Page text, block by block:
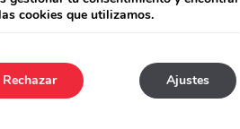
cookies que utilizamos.
Ajustes
Rechazar